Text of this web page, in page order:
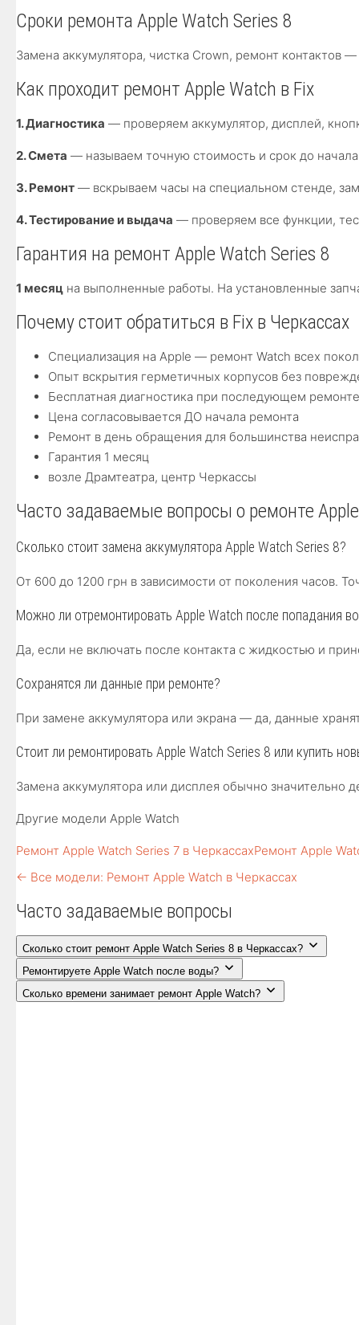
Сроки ремонта Apple Watch Series 8
Замена аккумулятора, чистка Crown, ремонт контактов
Как проходит ремонт Apple Watch в Fix
1. Диагностика — проверяем аккумулятор, дисплей,
2. Смета — называем точную стоимость и срок до
3. Ремонт — вскрываем часы на специальном стенде,
4. Тестирование и выдача — проверяем все функции,
Гарантия на ремонт Apple Watch Series 8
1 месяц на выполненные работы. На установленные
Почему стоит обратиться в Fix в Черкассах
Специализация на Apple — ремонт Watch всех
Опыт вскрытия герметичных корпусов без
Бесплатная диагностика при последующем ремонте
Цена согласовывается ДО начала ремонта
Ремонт в день обращения для большинства
Гарантия 1 месяц
возле Драмтеатра, центр Черкассы
Часто задаваемые вопросы о ремонте
Сколько стоит замена аккумулятора Apple Watch Series 8?
От 600 до 1200 грн в зависимости от поколения часов.
Можно ли отремонтировать Apple Watch после попадания
Да, если не включать после контакта с жидкостью и
Сохранятся ли данные при ремонте?
При замене аккумулятора или экрана — да, данные
Стоит ли ремонтировать Apple Watch Series 8 или купить
Замена аккумулятора или дисплея обычно значительно
Другие модели Apple Watch
Ремонт Apple Watch Series 7 в ЧеркассахРемонт Apple
← Все модели: Ремонт Apple Watch в Черкассах
Часто задаваемые вопросы
Сколько стоит ремонт Apple Watch Series 8 в Черкассах?
Ремонтируете Apple Watch после воды?
Сколько времени занимает ремонт Apple Watch?